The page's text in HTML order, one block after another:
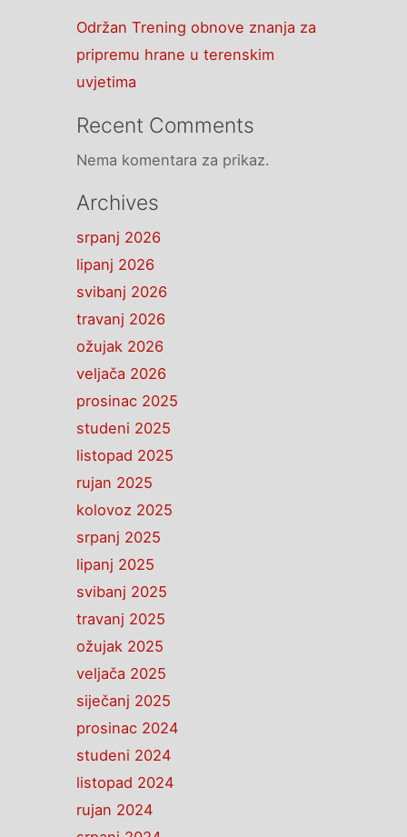
Održan Trening obnove znanja za
pripremu hrane u terenskim
uvjetima
Recent Comments
Nema komentara za prikaz.
Archives
srpanj 2026
lipanj 2026
svibanj 2026
travanj 2026
ožujak 2026
veljača 2026
prosinac 2025
studeni 2025
listopad 2025
rujan 2025
kolovoz 2025
srpanj 2025
lipanj 2025
svibanj 2025
travanj 2025
ožujak 2025
veljača 2025
siječanj 2025
prosinac 2024
studeni 2024
listopad 2024
rujan 2024